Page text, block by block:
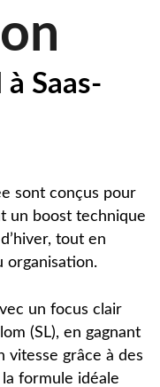
Saas-
sont conçus pour
un boost technique
tout en
organisation.
un focus clair
(SL), en gagnant
vitesse grâce à des
la formule idéale